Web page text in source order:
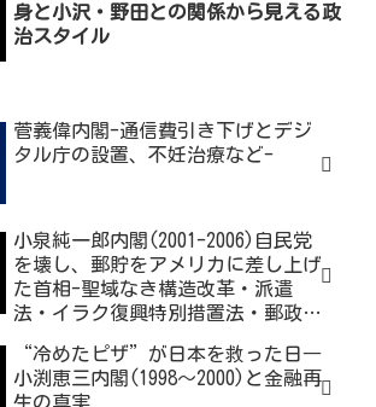
身と小沢・野田との関係から見える政
治スタイル
菅義偉内閣-通信費引き下げとデジ
タル庁の設置、不妊治療など-
小泉純一郎内閣(2001-2006)自民党
を壊し、郵貯をアメリカに差し上げ
た首相-聖域なき構造改革・派遣
法・イラク復興特別措置法・郵政改
“冷めたピザ”が日本を救った日―
小渕恵三内閣(1998～2000)と金融再
生の真実